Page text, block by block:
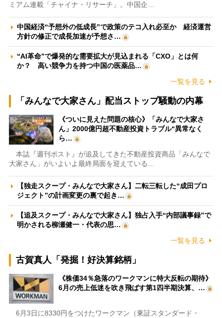
ミアム連載「チャイナ・リサーチ」。中国企…
中国経済“予想外の低成長”で政策のテコ入れ必至か 経済運営
方針の修正で成長加速が予想さ…
“AI革命”で爆発的な需要拡大が見込まれる「CXO」とは何
か？ 高い競争力を持つ中国の医薬品…
一覧を見る
「みんなで大家さん」配当ストップ騒動の内幕
《ついに見えた問題の核心》「みんなで大家さ
ん」2000億円超不動産投資トラブル“異常なく
ら…
本誌『週刊ポスト』が追及してきた不動産投資商品「みんなで
大家さん」がいよいよ最終局面を迎えている…
【独走スクープ・みんなで大家さん】二転三転した“成田プロ
ジェクト”の計画変更の裏で起き…
【追及スクープ・みんなで大家さん】独占入手“内部議事録”で
明かされる柳瀬健一・代表の思…
一覧を見る
古賀真人「発掘！好決算銘柄」
《株価34％急落のワークマンに特大反転の期待》
6月の売上低迷を吹き飛ばす第1四半期決算、…
6月3日に8330円をつけたワークマン（東証スタンダード・